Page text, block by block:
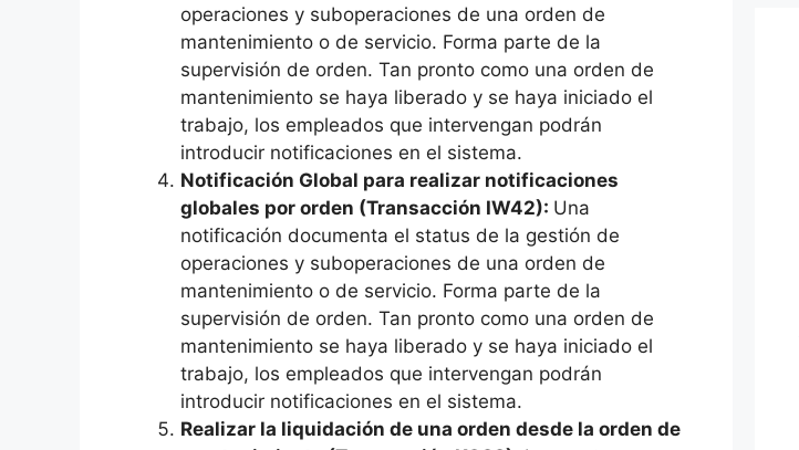
operaciones y suboperaciones de una orden de
mantenimiento o de servicio. Forma parte de la
supervisión de orden. Tan pronto como una orden de
mantenimiento se haya liberado y se haya iniciado el
trabajo, los empleados que intervengan podrán
introducir notificaciones en el sistema.
Notificación Global para realizar notificaciones
globales por orden (Transacción IW42): Una
notificación documenta el status de la gestión de
operaciones y suboperaciones de una orden de
mantenimiento o de servicio. Forma parte de la
supervisión de orden. Tan pronto como una orden de
mantenimiento se haya liberado y se haya iniciado el
trabajo, los empleados que intervengan podrán
introducir notificaciones en el sistema.
Realizar la liquidación de una orden desde la orden de